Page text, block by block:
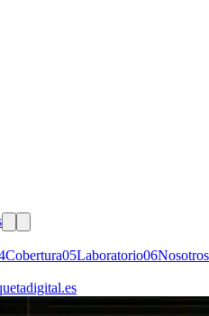
Cobertura05Laboratorio06Nosotros